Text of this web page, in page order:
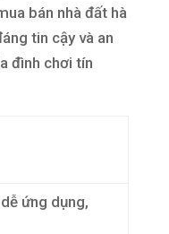
bán nhà đất hà
tin cậy và an
đình chơi tín
ứng dụng,